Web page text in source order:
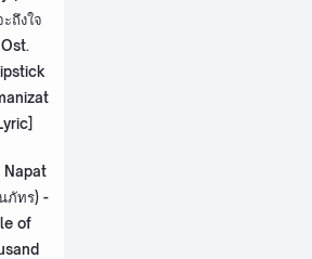
ถึงใจ
Ost.
Napat
ภัทร) -
of